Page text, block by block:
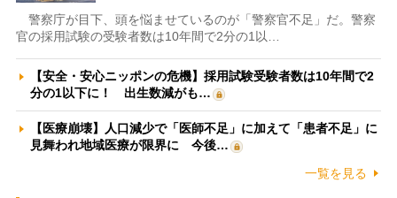
警察庁が目下、頭を悩ませているのが「警察官不足」だ。警察
官の採用試験の受験者数は10年間で2分の1以…
【安全・安心ニッポンの危機】採用試験受験者数は10年間で2
分の1以下に！ 出生数減がも…
【医療崩壊】人口減少で「医師不足」に加えて「患者不足」に
見舞われ地域医療が限界に 今後…
一覧を見る